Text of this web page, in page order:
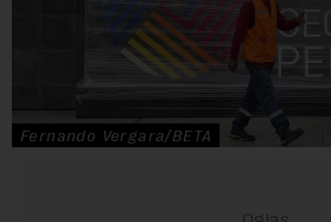
Fernando Vergara/BETA